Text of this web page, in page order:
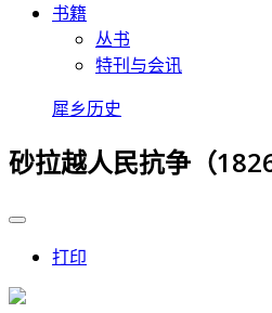
书籍
丛书
特刊与会讯
犀乡历史
砂拉越人民抗争（
打印